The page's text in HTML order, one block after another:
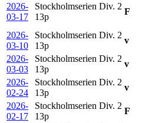
2026-
03-17
Stockholmserien Div. 2
13p
F
2026-
03-10
Stockholmserien Div. 2
13p
v
2026-
03-03
Stockholmserien Div. 2
13p
v
2026-
02-24
Stockholmserien Div. 2
13p
v
2026-
02-17
Stockholmserien Div. 2
13p
F